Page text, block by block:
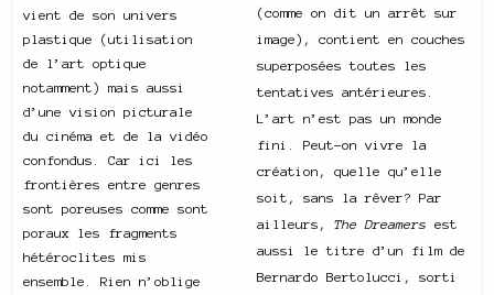
vient de son univers
plastique (utilisation
de l’art optique
notamment) mais aussi
d’une vision picturale
du cinéma et de la vidéo
confondus. Car ici les
frontières entre genres
sont poreuses comme sont
poraux les fragments
hétéroclites mis
ensemble. Rien n’oblige
(comme on dit un arrêt sur
image), contient en couches
superposées toutes les
tentatives antérieures.
L’art n’est pas un monde
fini. Peut-on vivre la
création, quelle qu’elle
soit, sans la rêver? Par
ailleurs, The Dreamers est
aussi le titre d’un film de
Bernardo Bertolucci, sorti